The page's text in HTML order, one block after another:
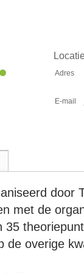
Adres
E-mail
door
met de
35
de overige